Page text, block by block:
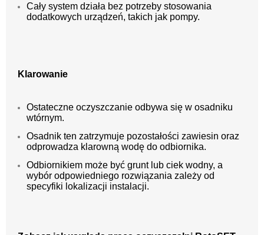
Cały system działa bez potrzeby stosowania
dodatkowych urządzeń, takich jak pompy.
Klarowanie
Ostateczne oczyszczanie odbywa się w osadniku
wtórnym.
Osadnik ten zatrzymuje pozostałości zawiesin oraz
odprowadza klarowną wodę do odbiornika.
Odbiornikiem może być grunt lub ciek wodny, a
wybór odpowiedniego rozwiązania zależy od
specyfiki lokalizacji instalacji.